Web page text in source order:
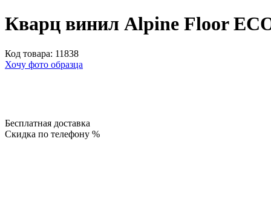
Кварц винил Alpine Floor
Код товара: 11838
Хочу фото образца
Бесплатная доставка
Скидка по телефону %